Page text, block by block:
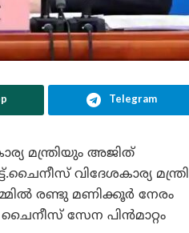
Telegram
മന്ത്രിയും അജിത്
വിദേശകാര്യ മന്ത്രി
രണ്ടു മണിക്കൂർ നേരം
സേന പിൻമാറ്റം